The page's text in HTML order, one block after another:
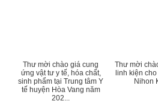
Thư mời chào giá cung
ứng vật tư y tế, hóa chất,
sinh phẩm tại Trung tâm Y
tế huyện Hòa Vang năm
202...
Thư mời
linh kiện
Nihon